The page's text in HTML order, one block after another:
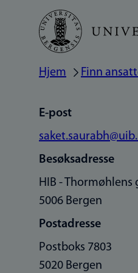
Hopp
hovedinnhold
Hjem Finn
E-post
Besøksadresse
HIB - Thormøhlens
5006 Bergen
Postadresse
Postboks 7803
5020 Bergen